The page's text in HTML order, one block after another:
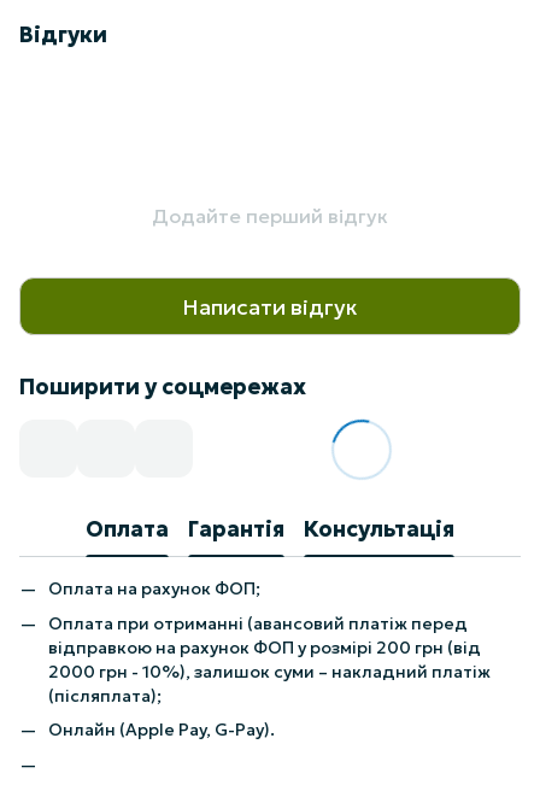
Відгуки
Додайте перший відгук
Написати відгук
Поширити у соцмережах
Оплата Гарантія Консультація
Оплата на рахунок ФОП;
Оплата при отриманні (авансовий платіж перед
відправкою на рахунок ФОП у розмірі 200 грн (від
2000 грн - 10%), залишок суми – накладний платіж
(післяплата);
Онлайн (Apple Pay, G-Pay).